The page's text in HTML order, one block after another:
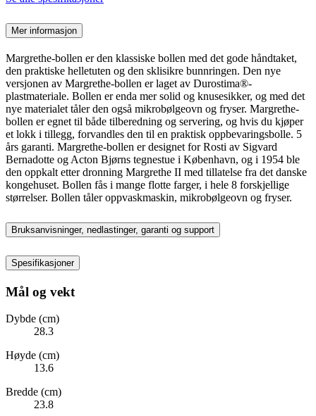
Mer informasjon
Margrethe-bollen er den klassiske bollen med det gode håndtaket,
den praktiske helletuten og den sklisikre bunnringen. Den nye
versjonen av Margrethe-bollen er laget av Durostima®-
plastmateriale. Bollen er enda mer solid og knusesikker, og med det
nye materialet tåler den også mikrobølgeovn og fryser. Margrethe-
bollen er egnet til både tilberedning og servering, og hvis du kjøper
et lokk i tillegg, forvandles den til en praktisk oppbevaringsbolle. 5
års garanti. Margrethe-bollen er designet for Rosti av Sigvard
Bernadotte og Acton Bjørns tegnestue i København, og i 1954 ble
den oppkalt etter dronning Margrethe II med tillatelse fra det danske
kongehuset. Bollen fås i mange flotte farger, i hele 8 forskjellige
størrelser. Bollen tåler oppvaskmaskin, mikrobølgeovn og fryser.
Bruksanvisninger, nedlastinger, garanti og support
Spesifikasjoner
Mål og vekt
Dybde (cm)
28.3
Høyde (cm)
13.6
Bredde (cm)
23.8